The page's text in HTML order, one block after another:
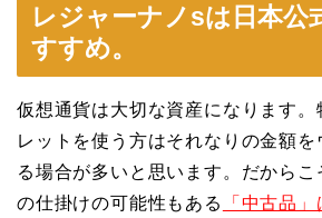
レジャーナノsは日本公
すすめ。
仮想通貨は大切な資産になります。
レットを使う方はそれなりの金額
る場合が多いと思います。だから
の仕掛けの可能性もある
「中古品